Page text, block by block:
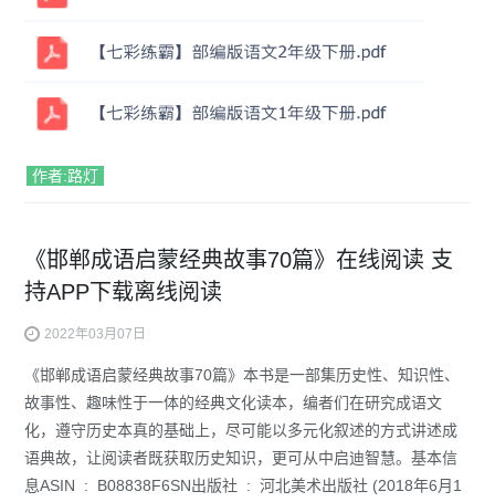
作者:路灯
《邯郸成语启蒙经典故事70篇》在线阅读 支
持APP下载离线阅读
2022年03月07日
《邯郸成语启蒙经典故事70篇》本书是一部集历史性、知识性、
故事性、趣味性于一体的经典文化读本，编者们在研究成语文
化，遵守历史本真的基础上，尽可能以多元化叙述的方式讲述成
语典故，让阅读者既获取历史知识，更可从中启迪智慧。基本信
息ASIN ‏ : ‎ B08838F6SN出版社 ‏ : ‎ 河北美术出版社 (2018年6月1